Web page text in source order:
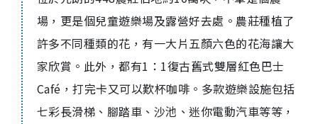
場，更是個兒童遊樂場及露營好去處。農莊種植了
許多不同種類的花，有一大片五顏六色的花海讓大
家欣賞。此外，都有1 ： 1復古舊式雙層紅色巴士
Café ，打完卡又可以歎杯咖啡。多款遊樂設施包括
七彩長滑梯、腳踏車、沙池、迷你電動汽車等等，